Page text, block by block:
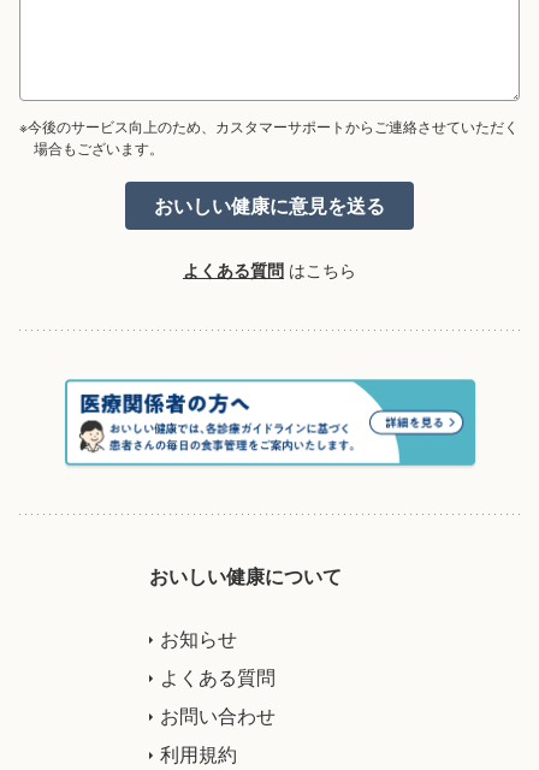
※今後のサービス向上のため、カスタマーサポートからご連絡させていただく
場合もございます。
よくある質問 はこちら
おいしい健康について
お知らせ
よくある質問
お問い合わせ
利用規約